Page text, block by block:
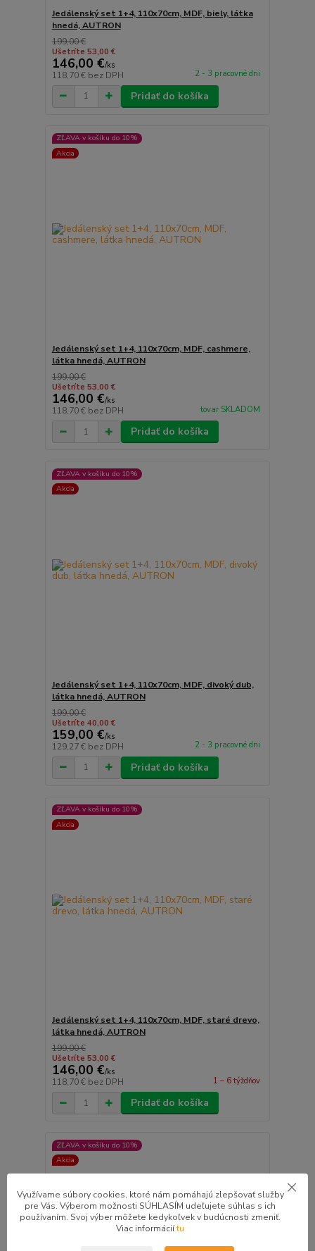
Jedálenský set 1+4, 110x70cm, MDF, biely, látka
hnedá, AUTRON
199,00 €
Ušetríte 53,00 €
146,00 €/ks
118,70 € bez DPH 2 - 3 pracovné dni
Pridať do košíka
ZĽAVA v košíku do 10%
Akcia
Jedálenský set 1+4, 110x70cm, MDF, cashmere,
látka hnedá, AUTRON
199,00 €
Ušetríte 53,00 €
146,00 €/ks
118,70 € bez DPH tovar SKLADOM
Pridať do košíka
ZĽAVA v košíku do 10%
Akcia
Jedálenský set 1+4, 110x70cm, MDF, divoký dub,
látka hnedá, AUTRON
199,00 €
Ušetríte 40,00 €
159,00 €/ks
129,27 € bez DPH 2 - 3 pracovné dni
Pridať do košíka
ZĽAVA v košíku do 10%
Akcia
Jedálenský set 1+4, 110x70cm, MDF, staré drevo,
látka hnedá, AUTRON
199,00 €
Ušetríte 53,00 €
146,00 €/ks
118,70 € bez DPH 1 – 6 týždňov
Pridať do košíka
ZĽAVA v košíku do 10%
Akcia
Využívame súbory cookies, ktoré nám pomáhajú zlepšovať služby
pre Vás. Výberom možnosti SÚHLASÍM udeľujete súhlas s ich
používaním. Svoj výber môžete kedykoľvek v budúcnosti zmeniť.
Viac informáciítu